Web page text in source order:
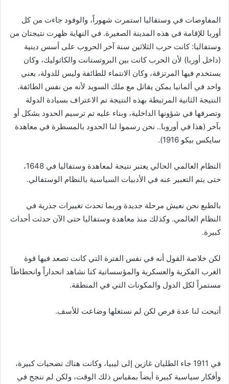
المفاوضات في وستفاليا استمرت شهوراً، والوفود جاءت من كل
أوربا للإقامة في هذه المدينة الصغيرة. في النهاية ظهرت نتيجتان من
وستفاليا: كانت حرب الثلاثين سنة آخر الحروب على أسس دينية
(داخل أوربا) لأن الحرب كانت بين البروتستانت والكاثوليك، وكان
يستخدم فيها المرتزقة، وكان الانتماء للطائفة وليس للدولة، يعني
واحد في ألمانيا يمكن يقاتل مع ملك السويد لأنه من نفس الطائفة.
النتيجة الثانية المرتبطة بهذه النتيجة تم الاعتراف بسيادة الدولة
وتصرفها في شؤونها الداخلية، وبناء عليه تم ترسيم الحدود بشكل أو
بآخر (هذا في أوروبا.. نحن رسموا لنا الحدود بالمسطرة في معاهدة
سايكس بيكو 1916).
النظام العالمي الحالي يعتبر نتيجة لمعاهدة وستفاليا في 1648،
حتى يتم التعبير عنه في الأدبيات السياسية بالنظام الوستفالي.
بالطبع نحن نعيش مرحلة جديدة وربما تحدث تغييرات جذرية في
النظام العالمي. وكذلك منذ معاهدة وستفاليا حتى الآن حدثت أحداث
كبيرة.
لكن خلاصة القول أنه في نفس الفترة التي كانت تصعد فيها قوة
الغرب الفكرية والعسكرية والمؤسساتية كنا نشاهد انحداراً وانحطاطاً
مستمراً لكل الدول والمكونات التي في المنطقة.
أتيحت لنا عدة فرص لكن لم نستغلها وضاعت للأسف.
في 1911 جاء الطليان غازين إلى ليبيا، وكانت هناك تضحيات كبيرة،
وأفكار سياسية كبيرة أيضاً بمقياس ذلك الوقت، ولكن لم ننجح في